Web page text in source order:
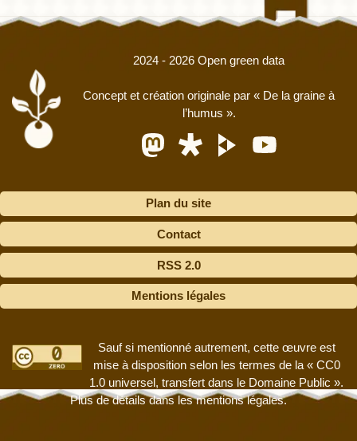
2024 - 2026 Open green data
Concept et création originale par « De la graine à
l’humus ».
Plan du site
Contact
RSS 2.0
Mentions légales
Sauf si mentionné autrement, cette œuvre est
mise à disposition selon les termes de la « CC0
1.0 universel, transfert dans le Domaine Public ».
Plus de détails dans les mentions légales.